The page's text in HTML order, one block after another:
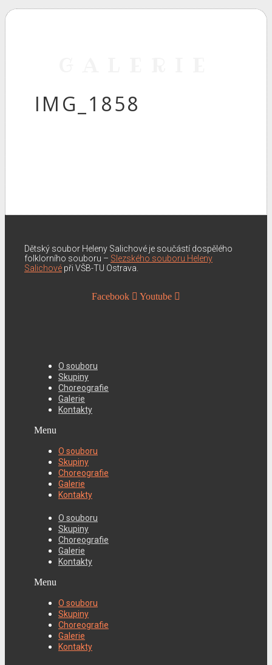
IMG_1858
Dětský soubor Heleny Salichové je součástí dospělého
folklorního souboru – Slezského souboru Heleny
Salichové při VŠB-TU Ostrava.
Facebook Youtube
O souboru
Skupiny
Choreografie
Galerie
Kontakty
Menu
O souboru
Skupiny
Choreografie
Galerie
Kontakty
O souboru
Skupiny
Choreografie
Galerie
Kontakty
Menu
O souboru
Skupiny
Choreografie
Galerie
Kontakty